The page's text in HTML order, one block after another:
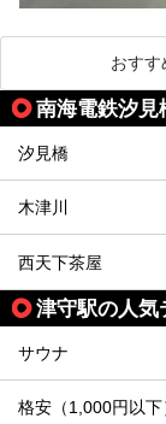
おすす
南海電鉄汐見
汐見橋
木津川
西天下茶屋
津守駅の人気
サウナ
格安（1,000円以下